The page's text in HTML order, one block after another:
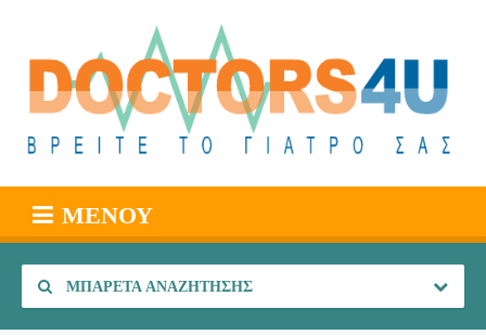
ΜΕΝΟΎ
ΜΠΑΡΈΤΑ ΑΝΑΖΉΤΗΣΗΣ